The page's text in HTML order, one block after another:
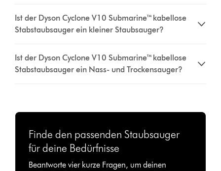
Ist der Dyson Cyclone V10 Submarine™ kabellose
Stabstaubsauger ein kleiner Staubsauger?
Ist der Dyson Cyclone V10 Submarine™ kabellose
Stabstaubsauger ein Nass- und Trockensauger?
Finde den passenden Staubsauger
für deine Bedürfnisse
Beantworte vier kurze Fragen, um deinen